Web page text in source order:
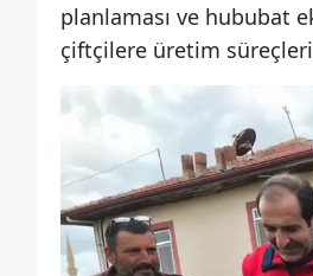
planlaması ve hububat
çiftçilere üretim